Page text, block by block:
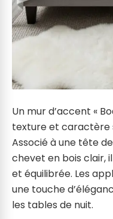
Un mur d’accent «
texture et caractère
Associé à une tête
chevet en bois clair,
et équilibrée. Les
une touche
les tables de nuit.